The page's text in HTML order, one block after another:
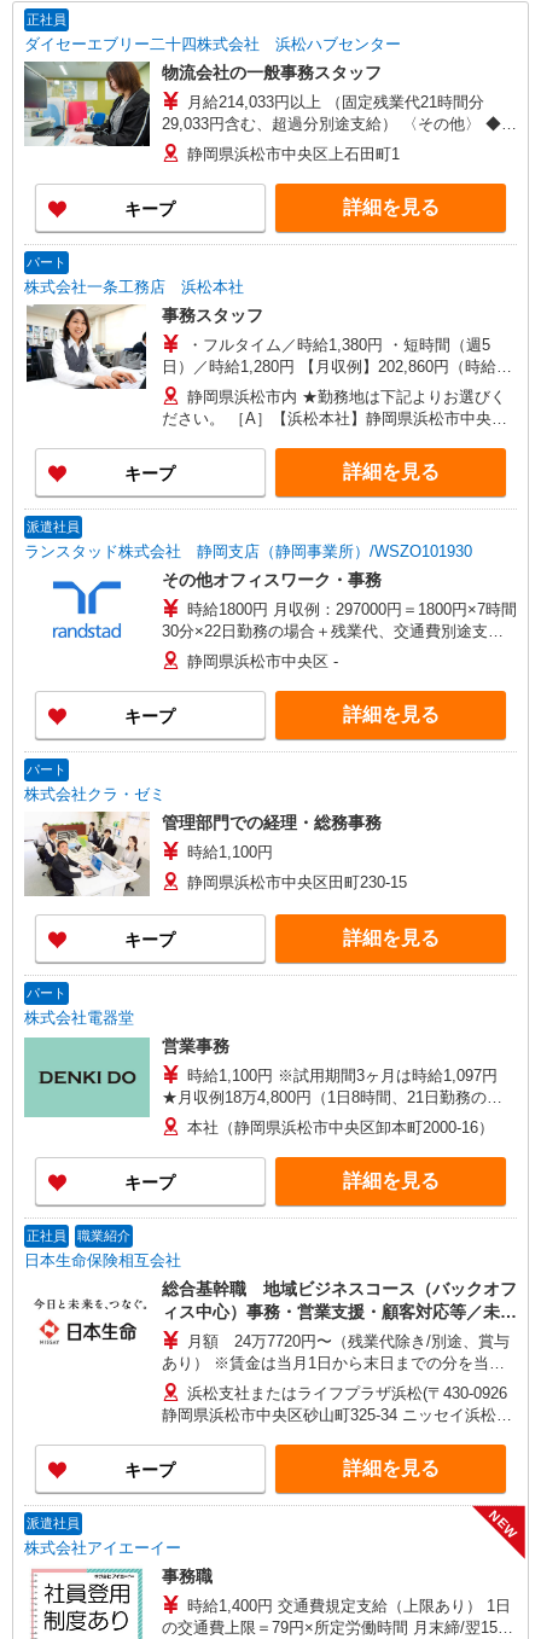
正社員
ダイセーエブリー二十四株式会社 浜松ハブセンター
物流会社の一般事務スタッフ
月給214,033円以上 （固定残業代21時間分
29,033円含む、超過分別途支給） 〈その他〉 ◆昇
給あり ◆賞与年2回 ◆交通費規定支給
静岡県浜松市中央区上石田町1
キープ 詳細を見る
パート
株式会社一条工務店 浜松本社
事務スタッフ
・フルタイム／時給1,380円 ・短時間（週5
日）／時給1,280円 【月収例】202,860円（時給
1,380円、21日勤務の場合）
静岡県浜松市内 ★勤務地は下記よりお選びく
ださい。 ［A］【浜松本社】静岡県浜松市中央区
【龍禅寺事務所】静岡県浜松市中央区龍禅寺町
854 ※フルタイムのみ ［C］【㈱日本産業 浜松
工場 事務所】静岡県浜松市中央区倉松町4040番
キープ 詳細を見る
派遣社員
ランスタッド株式会社 静岡支店（静岡事業所）/WSZO101930
その他オフィスワーク・事務
時給1800円 月収例：297000円＝1800円×7時間
30分×22日勤務の場合＋残業代、交通費別途支給
※交通費実費支給／当社規定あり。
静岡県浜松市中央区 -
キープ 詳細を見る
パート
株式会社クラ・ゼミ
管理部門での経理・総務事務
時給1,100円
静岡県浜松市中央区田町230-15
キープ 詳細を見る
パート
株式会社電器堂
営業事務
時給1,100円 ※試用期間3ヶ月は時給1,097円
★月収例18万4,800円（1日8時間、21日勤務の場
合）本社（静岡県浜松市中央区卸本町2000-16）
キープ 詳細を見る
正社員 職業紹介
日本生命保険相互会社
総合基幹職 地域ビジネスコース（バックオフ
ィス中心）事務・営業支援・顧客対応等／未経
験可！月額 24万7720円〜（残業代除き/別途、賞与
あり） ※賃金は当月1日から末日までの分を当月
20日支払（時間外勤務手当等については当月1日か
ら末日までの分を翌月20日に支払） 想定年収
430万〜460万 ※時間外勤務手当(法定内20時間・
法定外0時間*想定)を含むモデル年収 *毎営業日
9:00〜18:00勤務する場合の残業時間のイメージ
※賞与は支給対象期間を通じて勤務した場合の想
定額 ※入社時の年収は、選考を通じて決定 ※入社
後の昇給額は、昇格・職務成果等の状況に応じて
以上の昇給も可能
浜松支社またはライフプラザ浜松(〒430-0926
静岡県浜松市中央区砂山町325-34 ニッセイ浜松駅
通勤可能な範囲内で、上記以外の事業所に初期配
属・異動となる可能性があります。
キープ 詳細を見る
派遣社員
株式会社アイエーイー
NEW
事務職
時給1,400円 交通費規定支給（上限あり） 1日
の交通費上限＝79円×所定労働時間 月末締/翌15日